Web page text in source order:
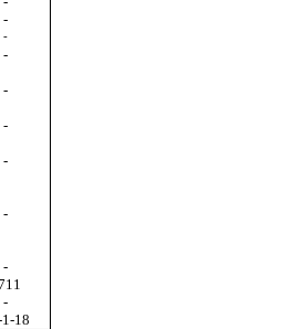
-
-
-
-
-
-
-
-
-
18